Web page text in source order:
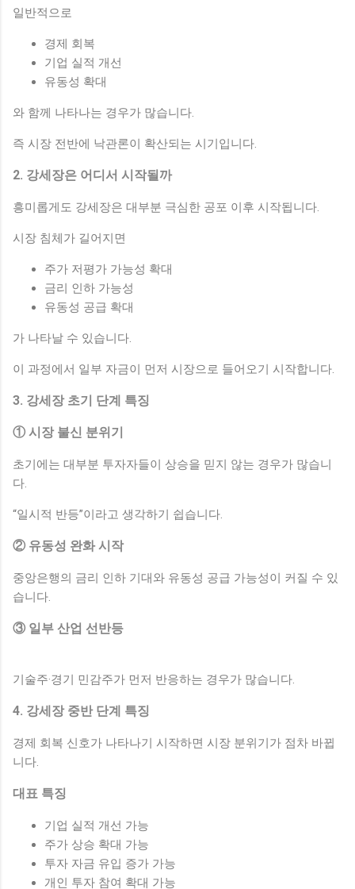
일반적으로
경제 회복
기업 실적 개선
유동성 확대
와 함께 나타나는 경우가 많습니다.
즉 시장 전반에 낙관론이 확산되는 시기입니다.
2. 강세장은 어디서 시작될까
흥미롭게도 강세장은 대부분 극심한 공포 이후 시작됩니다.
시장 침체가 길어지면
주가 저평가 가능성 확대
금리 인하 가능성
유동성 공급 확대
가 나타날 수 있습니다.
이 과정에서 일부 자금이 먼저 시장으로 들어오기 시작합니다.
3. 강세장 초기 단계 특징
① 시장 불신 분위기
초기에는 대부분 투자자들이 상승을 믿지 않는 경우가 많습니
다.
“일시적 반등”이라고 생각하기 쉽습니다.
② 유동성 완화 시작
중앙은행의 금리 인하 기대와 유동성 공급 가능성이 커질 수 있
습니다.
③ 일부 산업 선반등
기술주·경기 민감주가 먼저 반응하는 경우가 많습니다.
4. 강세장 중반 단계 특징
경제 회복 신호가 나타나기 시작하면 시장 분위기가 점차 바뀝
니다.
대표 특징
기업 실적 개선 가능
주가 상승 확대 가능
투자 자금 유입 증가 가능
개인 투자 참여 확대 가능